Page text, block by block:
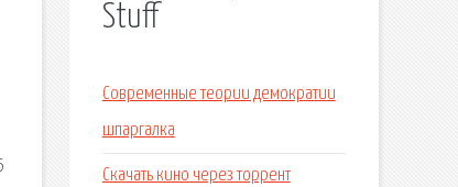
Stuff
Современные теории демократии
шпаргалка
Скачать кино через торрент